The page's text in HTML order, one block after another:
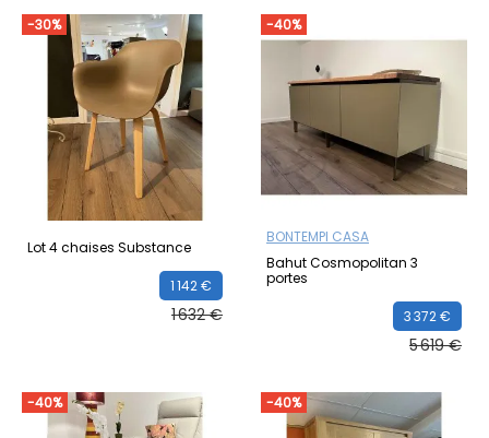
-30%
Lot 4 chaises Substance
1 142 €
1 632 €
-40%
BONTEMPI CASA
Bahut Cosmopolitan 3
portes
3 372 €
5 619 €
-40% -40%